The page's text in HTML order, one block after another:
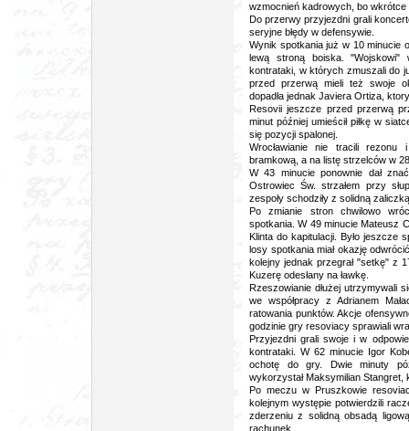
wzmocnień kadrowych, bo
Do przerwy przyjezdni grali
seryjne błędy w defensywie.
Wynik spotkania już w 10 minucie
lewą stroną boiska. "Wojskowi"
kontrataki, w których zmuszali do
przed przerwą mieli też swoje
dopadła jednak Javiera Ortiza,
Resovii jeszcze przed przerwą
minut później umieścił piłkę w
się pozycji spalonej.
Wrocławianie nie tracili
bramkową, a na listę strzelców w
W 43 minucie ponownie dał
Ostrowiec Św. strzałem przy
zespoły schodziły z solidną
Po zmianie stron chwilowo
spotkania. W 49 minucie Mateusz
Klinta do kapitulacji. Było jeszcze
losy spotkania miał okazję
kolejny jednak przegrał "setkę" z
Kuzerę odesłany na ławkę.
Rzeszowianie dłużej utrzymywali
we współpracy z Adrianem
ratowania punktów. Akcje
godzinie gry resoviacy sprawiali
Przyjezdni grali swoje i w
kontrataki. W 62 minucie Igor
ochotę do gry. Dwie minuty
wykorzystał Maksymilian Stangret,
Po meczu w Pruszkowie
kolejnym występie potwierdzili
zderzeniu z solidną obsadą
rachunek.